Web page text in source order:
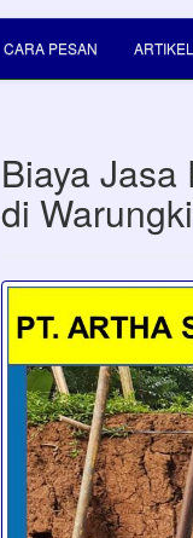
CARA PESAN ARTIKEL
Biaya
di